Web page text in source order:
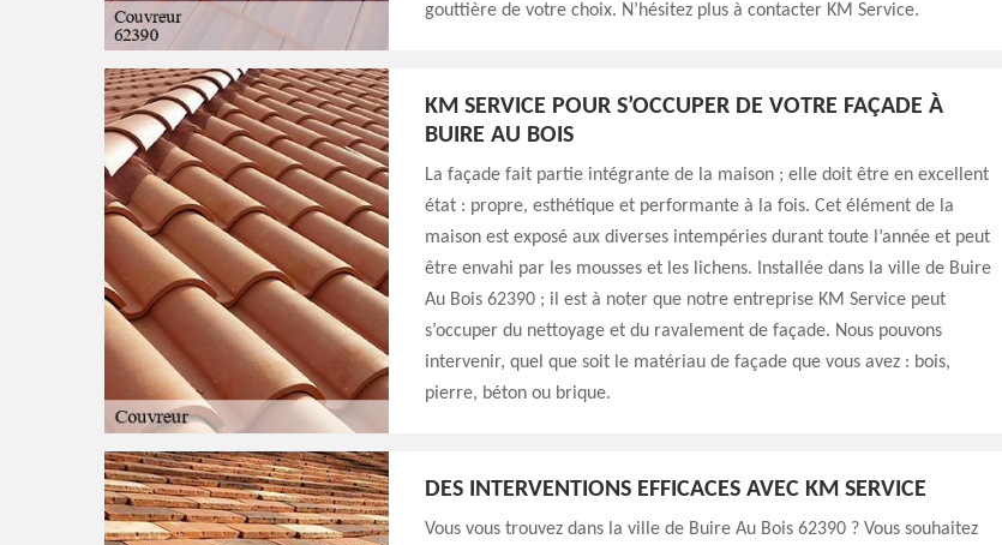
gouttière de votre choix. N’hésitez plus à contacter KM Service.
KM SERVICE POUR S’OCCUPER DE VOTRE FAÇADE À
BUIRE AU BOIS
La façade fait partie intégrante de la maison ; elle doit être en excellent
état : propre, esthétique et performante à la fois. Cet élément de la
maison est exposé aux diverses intempéries durant toute l’année et peut
être envahi par les mousses et les lichens. Installée dans la ville de Buire
Au Bois 62390 ; il est à noter que notre entreprise KM Service peut
s’occuper du nettoyage et du ravalement de façade. Nous pouvons
intervenir, quel que soit le matériau de façade que vous avez : bois,
pierre, béton ou brique.
DES INTERVENTIONS EFFICACES AVEC KM SERVICE
Vous vous trouvez dans la ville de Buire Au Bois 62390 ? Vous souhaitez